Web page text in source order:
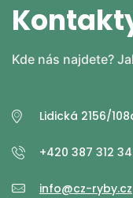
Kde nás najdete?
Lidická 2156/
+420 387 312
info@cz-ryby.cz